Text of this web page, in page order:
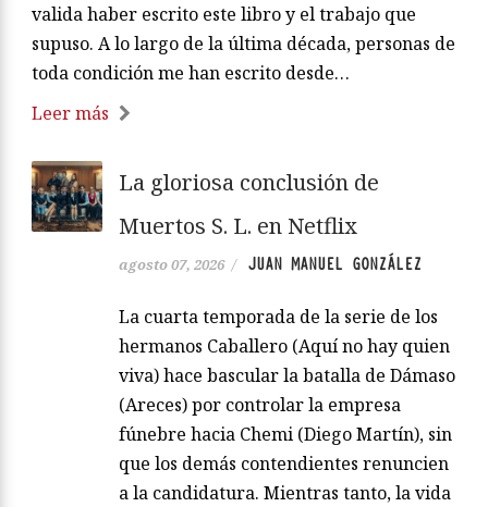
valida haber escrito este libro y el trabajo que
supuso. A lo largo de la última década, personas de
toda condición me han escrito desde…
Leer más
La gloriosa conclusión de
Muertos S. L. en Netflix
agosto 07, 2026 / JUAN MANUEL GONZÁLEZ
La cuarta temporada de la serie de los
hermanos Caballero (Aquí no hay quien
viva) hace bascular la batalla de Dámaso
(Areces) por controlar la empresa
fúnebre hacia Chemi (Diego Martín), sin
que los demás contendientes renuncien
a la candidatura. Mientras tanto, la vida